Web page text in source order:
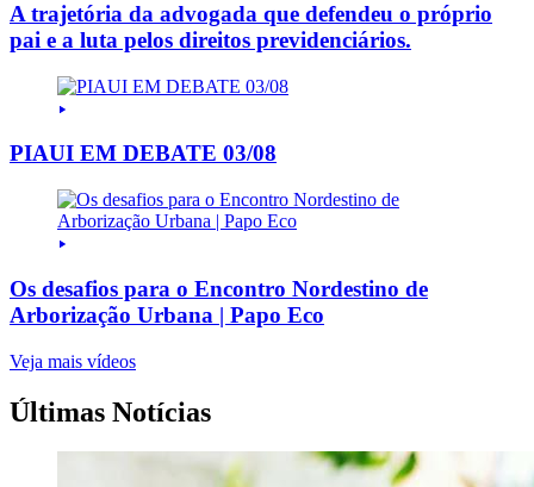
A trajetória da advogada que defendeu o próprio
pai e a luta pelos direitos previdenciários.
PIAUI EM DEBATE 03/08
Os desafios para o Encontro Nordestino de
Arborização Urbana | Papo Eco
Veja mais vídeos
Últimas Notícias